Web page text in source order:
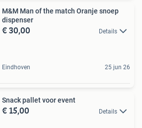
M&M Man of the match Oranje snoep
dispenser
€ 30,00 Details
Eindhoven 25 jun 26
Snack pallet voor event
€ 15,00 Details